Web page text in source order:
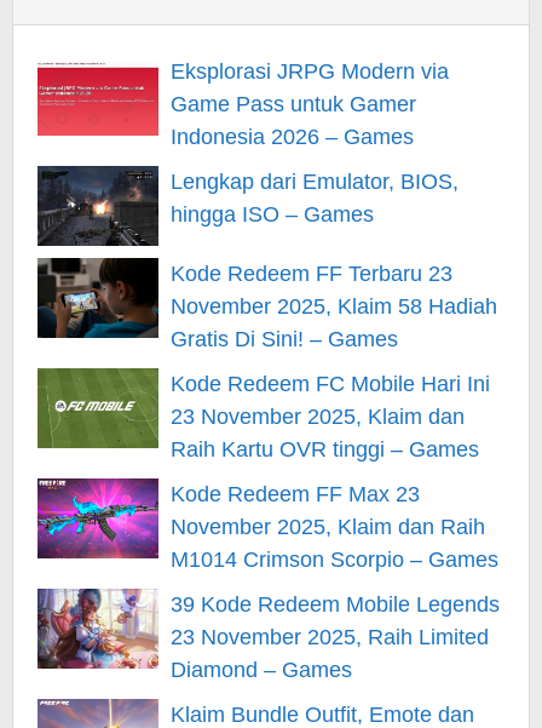
Eksplorasi JRPG Modern via
Game Pass untuk Gamer
Indonesia 2026 – Games
Lengkap dari Emulator, BIOS,
hingga ISO – Games
Kode Redeem FF Terbaru 23
November 2025, Klaim 58 Hadiah
Gratis Di Sini! – Games
Kode Redeem FC Mobile Hari Ini
23 November 2025, Klaim dan
Raih Kartu OVR tinggi – Games
Kode Redeem FF Max 23
November 2025, Klaim dan Raih
M1014 Crimson Scorpio – Games
39 Kode Redeem Mobile Legends
23 November 2025, Raih Limited
Diamond – Games
Klaim Bundle Outfit, Emote dan